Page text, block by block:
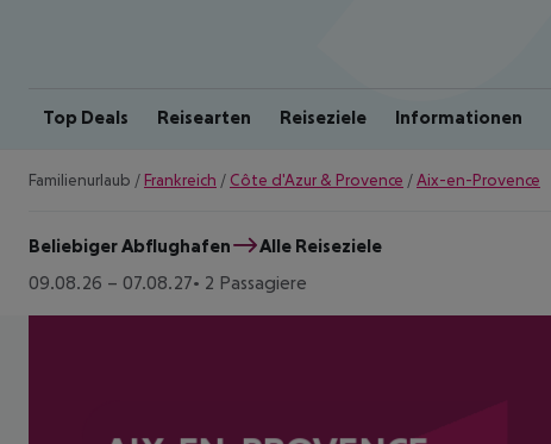
Top Deals Reisearten Reiseziele Informationen
Familienurlaub / Frankreich / Côte d'Azur & Provence /Aix-en-Provence
Beliebiger Abflughafen
Alle Reiseziele
09.08.26 – 07.08.27 2 Passagiere